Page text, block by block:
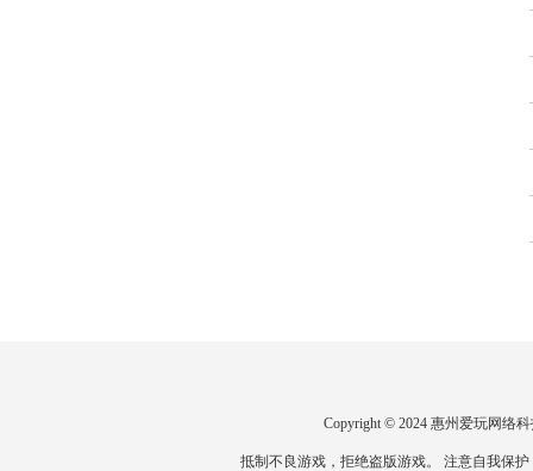
Copyright © 2024 惠州爱玩网络
抵制不良游戏，拒绝盗版游戏。 注意自我保